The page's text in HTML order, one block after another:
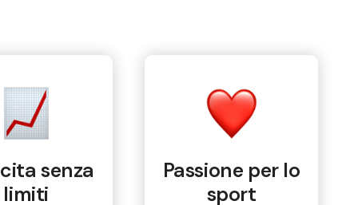
senza
limiti
Passione per lo
sport